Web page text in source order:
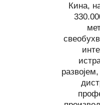
Кина,